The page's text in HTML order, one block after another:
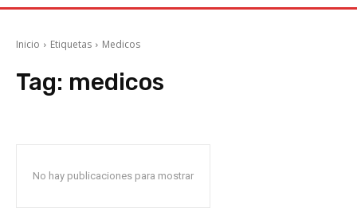
Inicio Etiquetas Medicos
Tag: medicos
No hay publicaciones para mostrar